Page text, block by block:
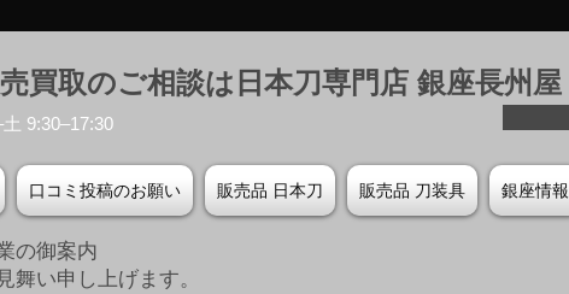
買取のご相談は日本刀専門店 銀座⻑州屋
9:30–17:30
口コミ投稿のお願い 販売品 日本刀 販売品 刀装具 銀座情報
の御案内
舞い申し上げます。